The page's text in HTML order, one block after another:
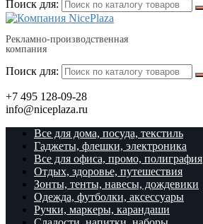
Поиск для:
Рекламно-производственная
компания
Поиск для:
+7 495 128-09-28
info@niceplaza.ru
Все для дома, посуда, текстиль
Гаджеты, флешки, электроника
Все для офиса, промо, полиграфия
Отдых, здоровье, путешествия
Зонты, тенты, навесы, дождевики
Одежда, футболки, аксессуары
Ручки, маркеры, карандаши